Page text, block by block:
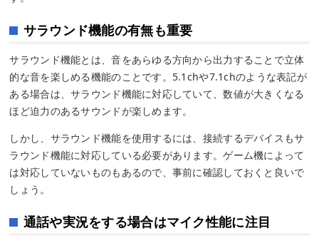
サラウンド機能の有無も重要
サラウンド機能とは、音をあらゆる方向から出力することで立体
的な音を楽しめる機能のことです。5.1chや7.1chのような表記が
ある場合は、サラウンド機能に対応していて、数値が大きくなる
ほど迫力のあるサウンドが楽しめます。
しかし、サラウンド機能を使用するには、接続するデバイスもサ
ラウンド機能に対応している必要があります。ゲーム機によって
は対応していないものもあるので、事前に確認しておくと良いで
しょう。
通話や実況をする場合はマイク性能に注目